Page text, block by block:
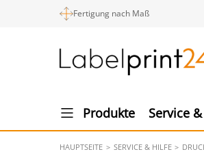
Fertigung nach Maß
Produkte Service
HAUPTSEITE SERVICE & HILFE